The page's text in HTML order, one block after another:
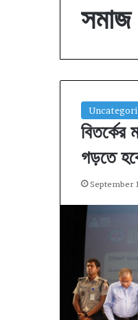
বিতর্কের
গড়তে
September